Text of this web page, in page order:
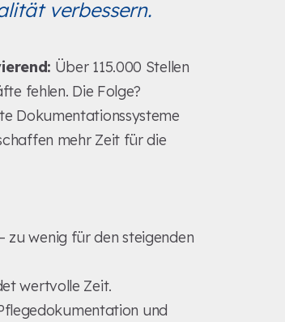
verbessern.
Über 115.000 Stellen
fehlen. Die Folge?
Dokumentationssysteme
mehr Zeit für die
zu wenig für den steigenden
wertvolle Zeit.
und